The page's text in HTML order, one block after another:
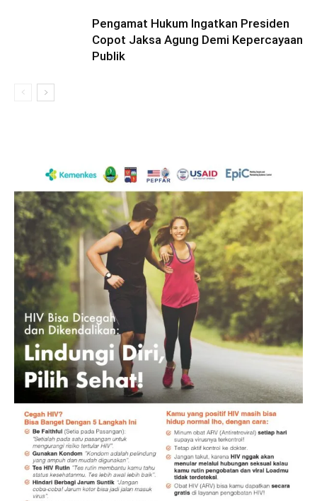
Pengamat Hukum Ingatkan Presiden
Copot Jaksa Agung Demi Kepercayaan
Publik